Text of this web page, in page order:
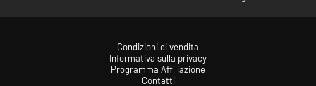
Condizioni di vendita
Informativa sulla privacy
Programma Affiliazione
Contatti